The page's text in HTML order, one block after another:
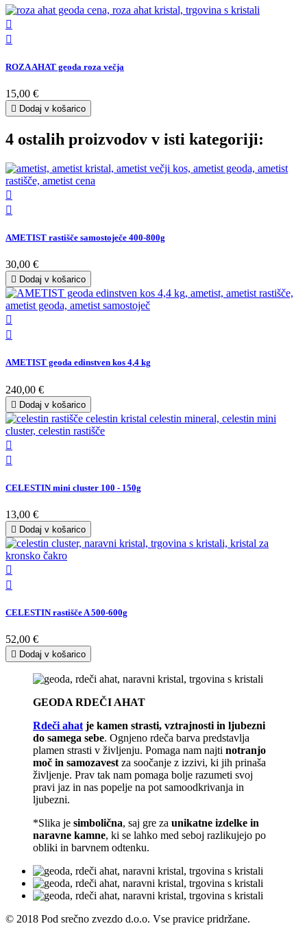


ROZA AHAT geoda roza večja
15,00 €
 Dodaj v košarico
4 ostalih proizvodov v isti kategoriji:


AMETIST rastišče samostoječe 400-800g
30,00 €
 Dodaj v košarico


AMETIST geoda edinstven kos 4,4 kg
240,00 €
 Dodaj v košarico


CELESTIN mini cluster 100 - 150g
13,00 €
 Dodaj v košarico


CELESTIN rastišče A 500-600g
52,00 €
 Dodaj v košarico
GEODA RDEČI AHAT
Rdeči ahat je kamen strasti, vztrajnosti in ljubezni
do samega sebe. Ognjeno rdeča barva predstavlja
plamen strasti v življenju. Pomaga nam najti notranjo
moč in samozavest za soočanje z izzivi, ki jih prinaša
življenje. Prav tak nam pomaga bolje razumeti svoj
pravi jaz in nas popelje na pot samoodkrivanja in
ljubezni.
*Slika je simbolična, saj gre za unikatne izdelke in
naravne kamne, ki se lahko med seboj razlikujejo po
obliki in barvnem odtenku.
© 2018 Pod srečno zvezdo d.o.o. Vse pravice pridržane.